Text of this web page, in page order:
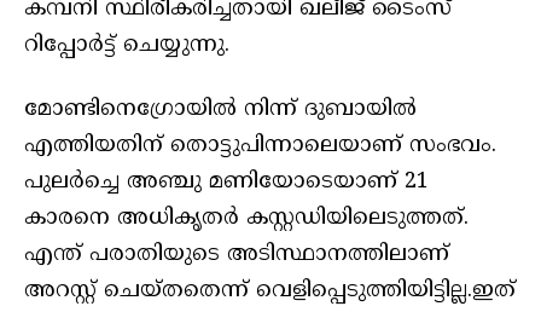
കമ്പനി സ്ഥിരീകരിച്ചതായി ഖലീജ് ടൈംസ്
റിപ്പോർട്ട് ചെയ്യുന്നു.
മോണ്ടിനെഗ്രോയിൽ നിന്ന് ദുബായിൽ
എത്തിയതിന് തൊട്ടുപിന്നാലെയാണ് സംഭവം.
പുലർച്ചെ അഞ്ചു മണിയോടെയാണ് 21
കാരനെ അധികൃതർ കസ്റ്റഡിയിലെടുത്തത്.
എന്ത് പരാതിയുടെ അടിസ്ഥാനത്തിലാണ്
അറസ്റ്റ് ചെയ്തതെന്ന് വെളിപ്പെടുത്തിയിട്ടില്ല.ഇത്